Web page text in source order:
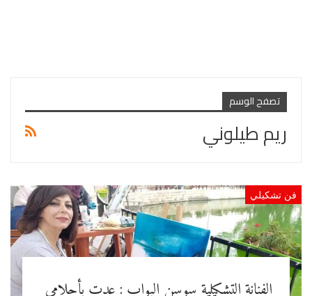
تصفح الوسم
ريم طيلوني
فن تشكيلي
الفنانة التشكيلية سوسن البواب : عدت بأحلامى